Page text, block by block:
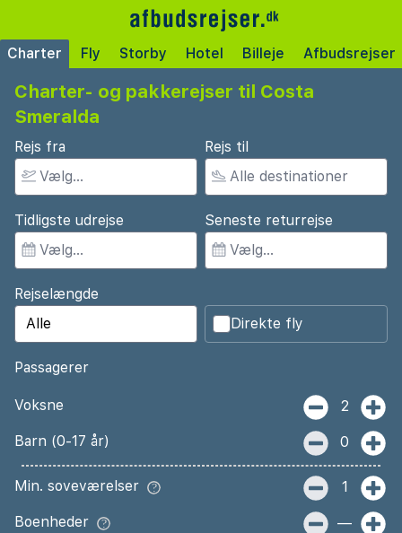
Charter Fly Storby Hotel Billeje Afbudsrejser
Charter- og pakkerejser til Costa
Smeralda
Rejs fra Rejs til
Tidligste udrejse Seneste returrejse
Rejselængde
Direkte fly
Passagerer
Voksne 2
Barn (0-17 år) 0
Min. soveværelser 1
Boenheder —